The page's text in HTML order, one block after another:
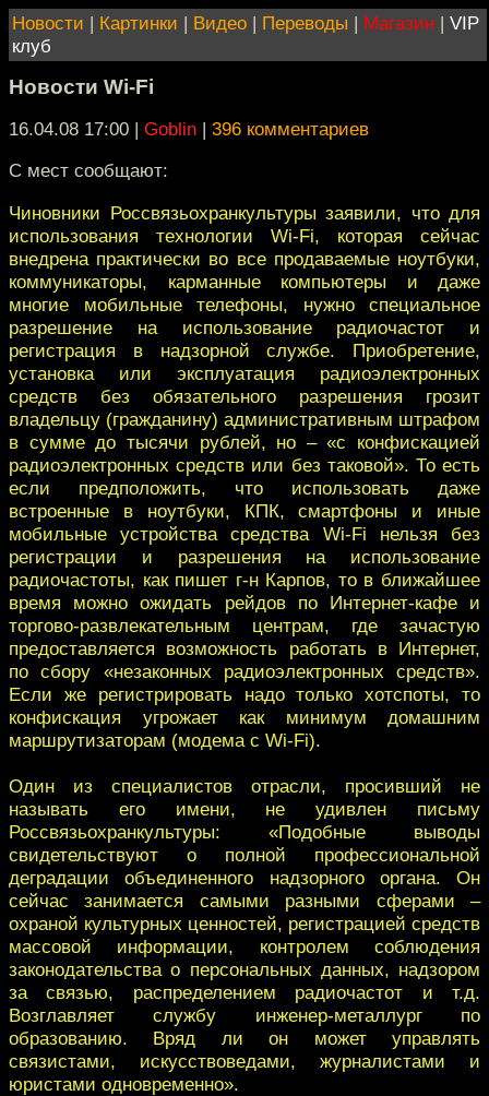
Новости | Картинки | Видео | Переводы | Магазин | VIP
клуб
Новости Wi-Fi
16.04.08 17:00 | Goblin | 396 комментариев
С мест сообщают:
Чиновники Россвязьохранкультуры заявили, что для
использования технологии Wi-Fi, которая сейчас
внедрена практически во все продаваемые ноутбуки,
коммуникаторы, карманные компьютеры и даже
многие мобильные телефоны, нужно специальное
разрешение на использование радиочастот и
регистрация в надзорной службе. Приобретение,
установка или эксплуатация радиоэлектронных
средств без обязательного разрешения грозит
владельцу (гражданину) административным штрафом
в сумме до тысячи рублей, но – «с конфискацией
радиоэлектронных средств или без таковой». То есть
если предположить, что использовать даже
встроенные в ноутбуки, КПК, смартфоны и иные
мобильные устройства средства Wi-Fi нельзя без
регистрации и разрешения на использование
радиочастоты, как пишет г-н Карпов, то в ближайшее
время можно ожидать рейдов по Интернет-кафе и
торгово-развлекательным центрам, где зачастую
предоставляется возможность работать в Интернет,
по сбору «незаконных радиоэлектронных средств».
Если же регистрировать надо только хотспоты, то
конфискация угрожает как минимум домашним
маршрутизаторам (модема с Wi-Fi).
Один из специалистов отрасли, просивший не
называть его имени, не удивлен письму
Россвязьохранкультуры: «Подобные выводы
свидетельствуют о полной профессиональной
деградации объединенного надзорного органа. Он
сейчас занимается самыми разными сферами –
охраной культурных ценностей, регистрацией средств
массовой информации, контролем соблюдения
законодательства о персональных данных, надзором
за связью, распределением радиочастот и т.д.
Возглавляет службу инженер-металлург по
образованию. Вряд ли он может управлять
связистами, искусствоведами, журналистами и
юристами одновременно».